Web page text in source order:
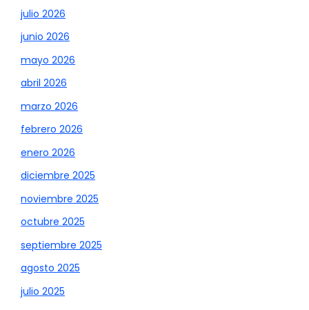
julio 2026
junio 2026
mayo 2026
abril 2026
marzo 2026
febrero 2026
enero 2026
diciembre 2025
noviembre 2025
octubre 2025
septiembre 2025
agosto 2025
julio 2025